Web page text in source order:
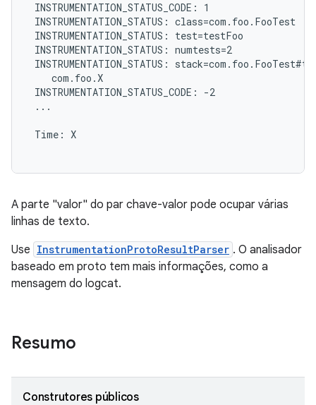
INSTRUMENTATION_STATUS_CODE: 1
INSTRUMENTATION_STATUS: class=com.foo.FooTest
INSTRUMENTATION_STATUS: test=testFoo
INSTRUMENTATION_STATUS: numtests=2
INSTRUMENTATION_STATUS:
    com.foo.X
INSTRUMENTATION_STATUS_CODE: -2
...
Time: X
A parte "valor" do par chave-valor pode ocupar várias
linhas de texto.
Use InstrumentationProtoResultParser . O analisador
baseado em proto tem mais informações, como a
mensagem do logcat.
Resumo
Construtores públicos